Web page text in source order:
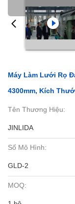
Máy Làm Lưới Rọ
4300mm, Kích
Tên Thương Hiệu:
JINLIDA
Số Mô Hình:
GLD-2
MOQ: